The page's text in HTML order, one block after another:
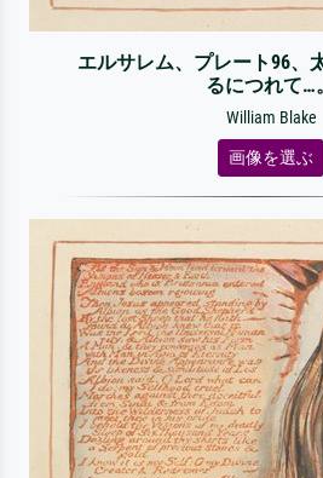
エルサレム、プレート96、
るにつれて…。
William Blake
画像を選ぶ